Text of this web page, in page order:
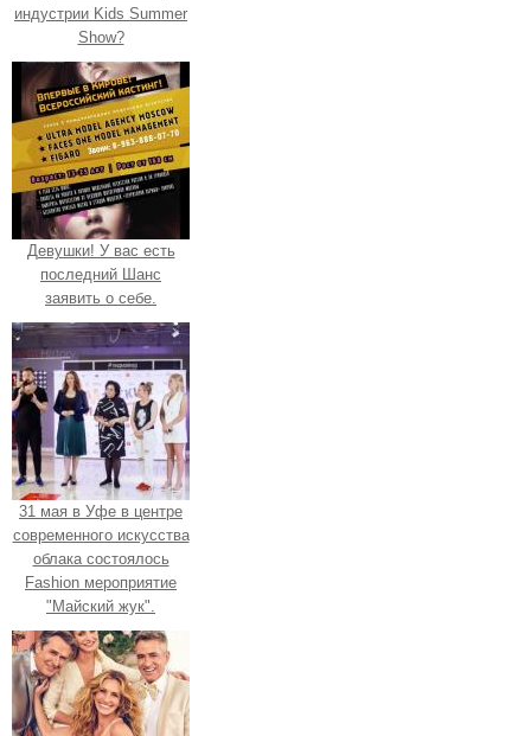
индустрии Kids Summer
Show?
Девушки! У вас есть
последний Шанс
заявить о себе.
31 мая в Уфе в центре
современного искусства
облака состоялось
Fashion мероприятие
"Майский жук".